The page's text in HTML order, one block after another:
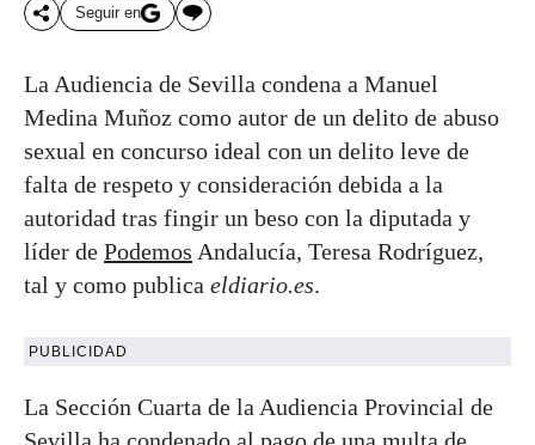
Seguir en
La Audiencia de Sevilla condena a Manuel
Medina Muñoz como autor de un delito de abuso
sexual en concurso ideal con un delito leve de
falta de respeto y consideración debida a la
autoridad tras fingir un beso con la diputada y
líder de Podemos Andalucía, Teresa Rodríguez,
tal y como publica eldiario.es.
PUBLICIDAD
La Sección Cuarta de la Audiencia Provincial de
Sevilla ha condenado al pago de una multa de